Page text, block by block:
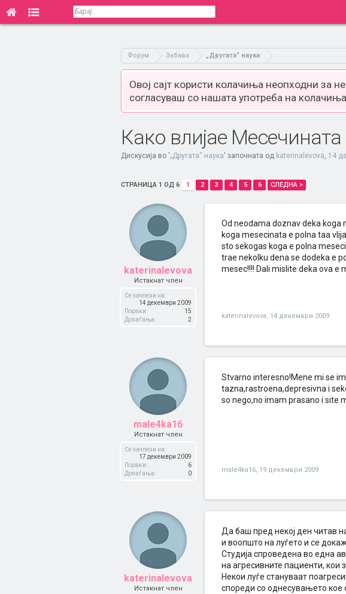
Форум Забава „Другата“ наука
Овој сајт користи колачиња неопходни за
согласуваш со нашата употреба на
Како влијае
Дискусија во '„Другата“ наука' започната од katerinalevova, 14
СТРАНИЦА 1 ОД 6 1 2 3 4 5 6 СЛЕДНА >
katerinalevova
Истакнат член
Се зачлени на:
14 декември 2009
Пораки:
15
Допаѓања:
2
Od neodama doznav deka koga
koga mesecinata e polna taa
sto sekogas koga e polna
trae nekolku dena se dodeka e
mesec!!!! Dali mislite deka ova e
katerinalevova, 14 декември 2009
male4ka16
Истакнат член
Се зачлени на:
17 декември 2009
Пораки:
6
Допаѓања:
0
Stvarno interesno!Mene mi se
tazna,rastroena,depresivna i
so nego,no imam prasano i site
male4ka16, 19 декември 2009
katerinalevova
Истакнат член
Да баш пред некој ден читав
и воопшто на луѓето и се
Студија спроведена во една
на агресивните пациенти, кои
Некои луѓе стануваат
спореди со однесувањето кое